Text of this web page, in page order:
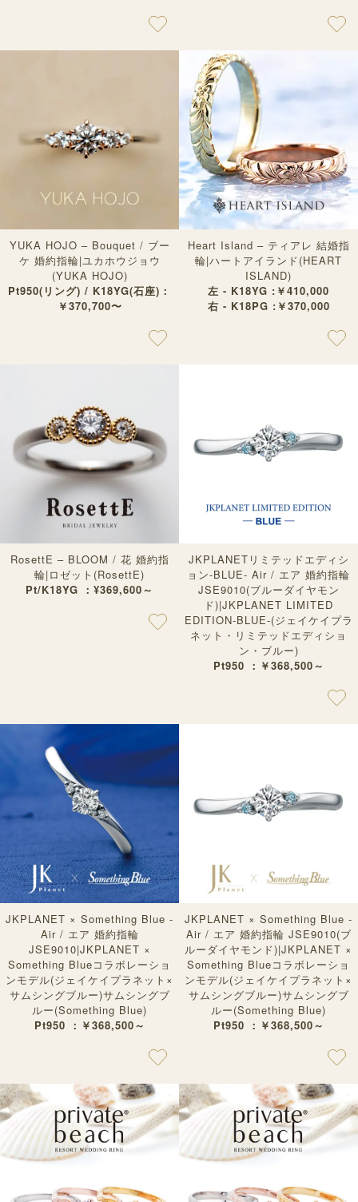
YUKA HOJO – Bouquet / ブー
ケ 婚約指輪|ユカホウジョウ
(YUKA HOJO)
Pt950(リング) / K18YG(石座)：
￥370,700〜
Heart Island – ティアレ 結婚指
輪|ハートアイランド(HEART
ISLAND)
左 - K18YG :￥410,000
右 - K18PG :￥370,000
RosettE – BLOOM / 花 婚約指
輪|ロゼット(RosettE)
Pt/K18YG ：¥369,600～
JKPLANETリミテッドエディシ
ョン-BLUE- Air / エア 婚約指輪
JSE9010(ブルーダイヤモン
ド)|JKPLANET LIMITED
EDITION-BLUE-(ジェイケイプラ
ネット・リミテッドエディショ
ン・ブルー)
Pt950 ：￥368,500～
JKPLANET × Something Blue -
Air / エア 婚約指輪
JSE9010|JKPLANET ×
Something Blueコラボレーショ
ンモデル(ジェイケイプラネット×
サムシングブルー)サムシングブ
ルー(Something Blue)
Pt950 ：￥368,500～
JKPLANET × Something Blue -
Air / エア 婚約指輪 JSE9010(ブ
ルーダイヤモンド)|JKPLANET ×
Something Blueコラボレーショ
ンモデル(ジェイケイプラネット×
サムシングブルー)サムシングブ
ルー(Something Blue)
Pt950 ：￥368,500～